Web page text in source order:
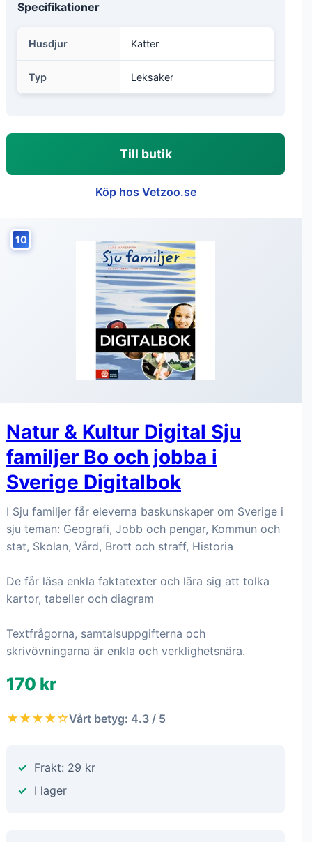
Specifikationer
Husdjur Katter
Typ Leksaker
Till butik
Köp hos Vetzoo.se
10
Natur & Kultur Digital Sju
familjer Bo och jobba i
Sverige Digitalbok
I Sju familjer får eleverna baskunskaper om Sverige i
sju teman: Geografi, Jobb och pengar, Kommun och
stat, Skolan, Vård, Brott och straff, Historia
De får läsa enkla faktatexter och lära sig att tolka
kartor, tabeller och diagram
Textfrågorna, samtalsuppgifterna och
skrivövningarna är enkla och verklighetsnära.
170 kr
★★★★☆Vårt betyg: 4.3 / 5
Frakt: 29 kr
I lager